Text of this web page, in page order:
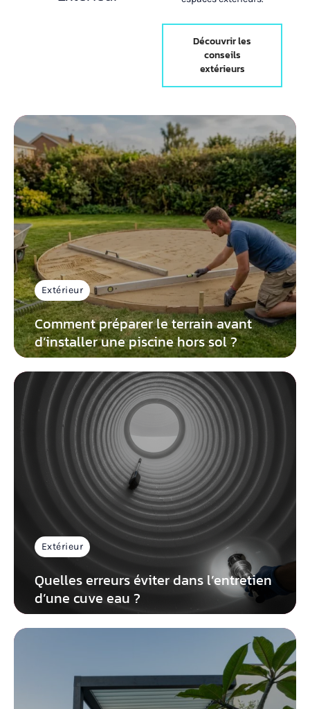
Découvrir les
conseils
extérieurs
Extérieur
Comment préparer le terrain avant
d’installer une piscine hors sol ?
Extérieur
Quelles erreurs éviter dans l’entretien
d’une cuve eau ?